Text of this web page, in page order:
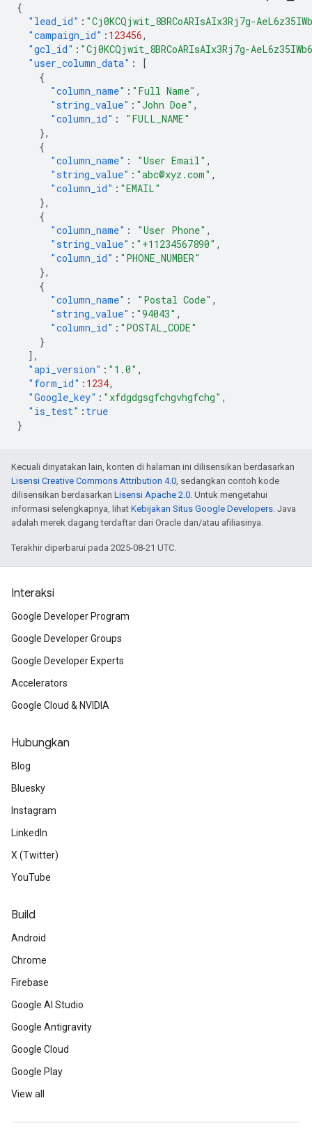
{
"lead_id" : "Cj0KCQjwit_8BRCoARIsAIx3Rj7g-
"campaign_id" : 123456,
"gcl_id" : "Cj0KCQjwit_8BRCoARIsAIx3Rj7g-
"user_column_data" :
[
{
"column_name" : "Full Name" ,
"string_value" : "John Doe" ,
"column_id" :
"FULL_NAME"
},
{
"column_name" : "User Email" ,
"string_value" : "abc@xyz.com" ,
"column_id" : "EMAIL"
},
{
"column_name" : "User Phone" ,
"string_value" : "+11234567890" ,
"column_id" : "PHONE_NUMBER"
},
{
"column_name" : "Postal Code" ,
"string_value" : "94043" ,
"column_id" : "POSTAL_CODE"
}
],
"api_version" : "1.0" ,
"form_id" : 1234,
"Google_key" : "xfdgdgsgfchgvhgfchg" ,
"is_test" : true
}
Kecuali dinyatakan lain, konten di halaman ini dilisensikan berdasarkan
Lisensi Creative Commons Attribution 4.0, sedangkan contoh kode
dilisensikan berdasarkan Lisensi Apache 2.0. Untuk mengetahui
informasi selengkapnya, lihat Kebijakan Situs Google Developers. Java
adalah merek dagang terdaftar dari Oracle dan/atau afiliasinya.
Terakhir diperbarui pada 2025-08-21 UTC.
Interaksi
Google Developer Program
Google Developer Groups
Google Developer Experts
Accelerators
Google Cloud & NVIDIA
Hubungkan
Blog
Bluesky
Instagram
LinkedIn
X (Twitter)
YouTube
Build
Android
Chrome
Firebase
Google AI Studio
Google Antigravity
Google Cloud
Google Play
View all